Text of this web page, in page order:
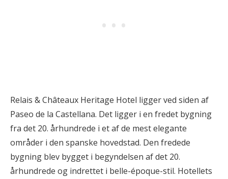
Relais & Châteaux Heritage Hotel ligger ved siden af
Paseo de la Castellana. Det ligger i en fredet bygning
fra det 20. århundrede i et af de mest elegante
områder i den spanske hovedstad. Den fredede
bygning blev bygget i begyndelsen af det 20.
århundrede og indrettet i belle-époque-stil. Hotellets